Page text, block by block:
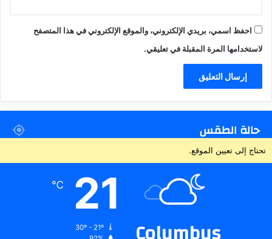
احفظ اسمي، بريدي الإلكتروني، والموقع الإلكتروني في هذا المتصفح
لاستخدامها المرة المقبلة في تعليقي.
حالة الطقس
تحتاج إلى تعيين الموقع.
21
℃